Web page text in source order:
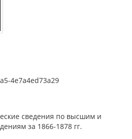
4e7a4ed73a29
сведения по высшим и
за 1866-1878 гг.